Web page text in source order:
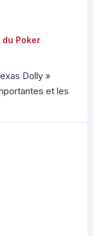
du Poker
Dolly »
et les